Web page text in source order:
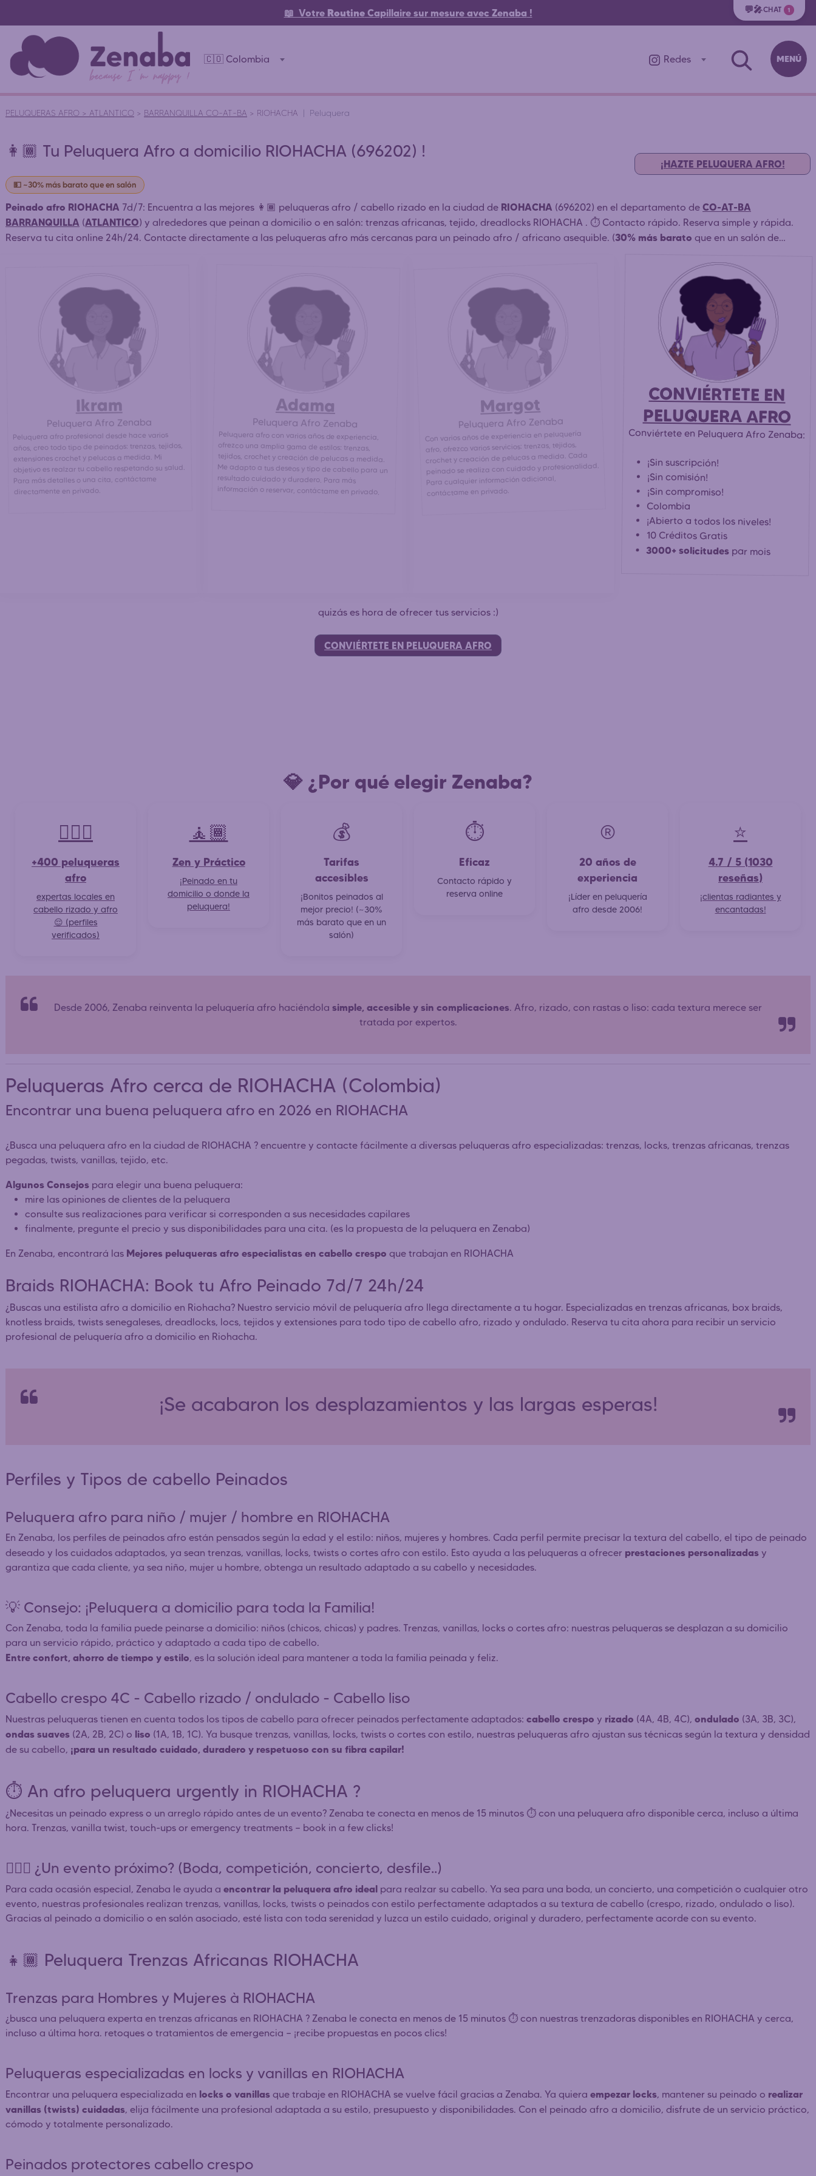
📖 Votre RoutineCapillaire sur mesure avec Zenaba !
🇨🇴 Colombia Redes MENÚ
PELUQUERAS AFRO > ATLANTICO > BARRANQUILLA CO-AT-BA > RIOHACHA Peluquera
👩🏾 Tu Peluquera Afro a domicilio RIOHACHA (696202) !
💵 ~30% más barato que en salón
¡HAZTE PELUQUERA AFRO!
Peinado afro RIOHACHA 7d/7: Encuentra a las mejores 👩🏾 peluqueras afro / cabello rizado en la ciudad de RIOHACHA (696202) en el departamento de CO-AT-BA
BARRANQUILLA (ATLANTICO) y alrededores que peinan a domicilio o en salón: trenzas africanas, tejido, dreadlocks RIOHACHA . ⏱️ Contacto rápido. Reserva simple y rápida.
Reserva tu cita online 24h/24. Contacte directamente a las peluqueras afro más cercanas para un peinado afro / africano asequible. (30% más barato que en un salón de
Ikram
Peluquera Afro Zenaba
Peluquera afro profesional desde hace varios
años, creo todo tipo de peinados: trenzas, tejidos,
extensiones crochet y pelucas a medida. Mi
objetivo es realzar tu cabello respetando su salud.
Para más detalles o una cita, contáctame
directamente en privado.
Adama
Peluquera Afro Zenaba
Peluquera afro con varios años de experiencia,
ofrezco una amplia gama de estilos: trenzas,
tejidos, crochet y creación de pelucas a medida.
Me adapto a tus deseos y tipo de cabello para un
resultado cuidado y duradero. Para más
información o reservar, contáctame en privado.
Margot
Peluquera Afro Zenaba
Con varios años de experiencia en peluquería
afro, ofrezco varios servicios: trenzas, tejidos,
crochet y creación de pelucas a medida. Cada
peinado se realiza con cuidado y profesionalidad.
Para cualquier información adicional,
contáctame en privado.
CONVIÉRTETE EN
PELUQUERA AFRO
Conviértete en Peluquera Afro Zenaba:
¡Sin suscripción!
¡Sin comisión!
¡Sin compromiso!
Colombia
¡Abierto a todos los niveles!
10 Créditos Gratis
3000+ solicitudes par mois
quizás es hora de ofrecer tus servicios :)
CONVIÉRTETE EN PELUQUERA AFRO
💎 ¿Por qué elegir Zenaba?
💇🏽‍♀️
+400 peluqueras
afro
expertas locales en
cabello rizado y afro
😌 (perfiles
verificados)
🧘🏾
Zen y Práctico
¡Peinado en tu
domicilio o donde la
peluquera!
💰
Tarifas
accesibles
¡Bonitos peinados al
mejor precio! (~30%
más barato que en un
salón)
⏱️
Eficaz
Contacto rápido y
reserva online
®️
20 años de
experiencia
¡Líder en peluquería
afro desde 2006!
⭐
4.7 / 5 (1030
reseñas)
¡clientas radiantes y
encantadas!
Desde 2006, Zenaba reinventa la peluquería afro haciéndola simple, accesible y sin complicaciones. Afro, rizado, con rastas o liso: cada textura merece ser
tratada por expertos.
Peluqueras Afro cerca de RIOHACHA (Colombia)
Encontrar una buena peluquera afro en 2026 en RIOHACHA
¿Busca una peluquera afro en la ciudad de RIOHACHA ? encuentre y contacte fácilmente a diversas peluqueras afro especializadas: trenzas, locks, trenzas africanas, trenzas
pegadas, twists, vanillas, tejido, etc.
Algunos Consejos para elegir una buena peluquera:
mire las opiniones de clientes de la peluquera
consulte sus realizaciones para verificar si corresponden a sus necesidades capilares
finalmente, pregunte el precio y sus disponibilidades para una cita. (es la propuesta de la peluquera en Zenaba)
En Zenaba, encontrará las Mejores peluqueras afro especialistas en cabello crespo que trabajan en RIOHACHA
Braids RIOHACHA: Book tu Afro Peinado 7d/7 24h/24
¿Buscas una estilista afro a domicilio en Riohacha? Nuestro servicio móvil de peluquería afro llega directamente a tu hogar. Especializadas en trenzas africanas, box braids,
knotless braids, twists senegaleses, dreadlocks, locs, tejidos y extensiones para todo tipo de cabello afro, rizado y ondulado. Reserva tu cita ahora para recibir un servicio
profesional de peluquería afro a domicilio en Riohacha.
¡Se acabaron los desplazamientos y las largas esperas!
Perfiles y Tipos de cabello Peinados
Peluquera afro para niño / mujer / hombre en RIOHACHA
En Zenaba, los perfiles de peinados afro están pensados según la edad y el estilo: niños, mujeres y hombres. Cada perfil permite precisar la textura del cabello, el tipo de peinado
deseado y los cuidados adaptados, ya sean trenzas, vanillas, locks, twists o cortes afro con estilo. Esto ayuda a las peluqueras a ofrecer prestaciones personalizadas y
garantiza que cada cliente, ya sea niño, mujer u hombre, obtenga un resultado adaptado a su cabello y necesidades.
💡 Consejo: ¡Peluquera a domicilio para toda la Familia!
Con Zenaba, toda la familia puede peinarse a domicilio: niños (chicos, chicas) y padres. Trenzas, vanillas, locks o cortes afro: nuestras peluqueras se desplazan a su domicilio
para un servicio rápido, práctico y adaptado a cada tipo de cabello.
Entre confort, ahorro de tiempo y estilo, es la solución ideal para mantener a toda la familia peinada y feliz.
Cabello crespo 4C - Cabello rizado / ondulado - Cabello liso
Nuestras peluqueras tienen en cuenta todos los tipos de cabello para ofrecer peinados perfectamente adaptados: cabello crespo y rizado (4A, 4B, 4C), ondulado (3A, 3B, 3C),
ondas suaves (2A, 2B, 2C) o liso (1A, 1B, 1C). Ya busque trenzas, vanillas, locks, twists o cortes con estilo, nuestras peluqueras afro ajustan sus técnicas según la textura y densidad
de su cabello, ¡para un resultado cuidado, duradero y respetuoso con su fibra capilar!
⏱️ An afro peluquera urgently in RIOHACHA ?
¿Necesitas un peinado express o un arreglo rápido antes de un evento? Zenaba te conecta en menos de 15 minutos ⏱️ con una peluquera afro disponible cerca, incluso a última
hora. Trenzas, vanilla twist, touch-ups or emergency treatments — book in a few clicks!
👰🏿‍♀️ ¿Un evento próximo? (Boda, competición, concierto, desfile..)
Para cada ocasión especial, Zenaba le ayuda a encontrar la peluquera afro ideal para realzar su cabello. Ya sea para una boda, un concierto, una competición o cualquier otro
evento, nuestras profesionales realizan trenzas, vanillas, locks, twists o peinados con estilo perfectamente adaptados a su textura de cabello (crespo, rizado, ondulado o liso).
Gracias al peinado a domicilio o en salón asociado, esté lista con toda serenidad y luzca un estilo cuidado, original y duradero, perfectamente acorde con su evento.
👧🏾 Peluquera Trenzas Africanas RIOHACHA
Trenzas para Hombres y Mujeres à RIOHACHA
¿busca una peluquera experta en trenzas africanas en RIOHACHA ? Zenaba le conecta en menos de 15 minutos ⏱️ con nuestras trenzadoras disponibles en RIOHACHA y cerca,
incluso a última hora. retoques o tratamientos de emergencia — ¡recibe propuestas en pocos clics!
Peluqueras especializadas en locks y vanillas en RIOHACHA
Encontrar una peluquera especializada en locks o vanillas que trabaje en RIOHACHA se vuelve fácil gracias a Zenaba. Ya quiera empezar locks, mantener su peinado o realizar
vanillas (twists) cuidadas, elija fácilmente una profesional adaptada a su estilo, presupuesto y disponibilidades. Con el peinado afro a domicilio, disfrute de un servicio práctico,
cómodo y totalmente personalizado.
Peinados protectores cabello crespo
💬🎤CHAT 1